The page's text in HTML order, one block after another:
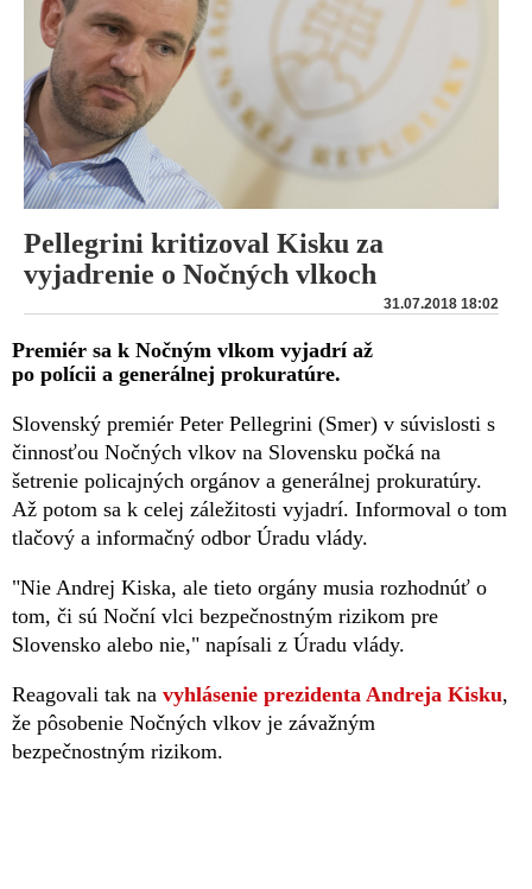
Pellegrini kritizoval Kisku za
vyjadrenie o Nočných vlkoch
31.07.2018 18:02
Premiér sa k Nočným vlkom vyjadrí až
po polícii a generálnej prokuratúre.
Slovenský premiér Peter Pellegrini (Smer) v súvislosti s
činnosťou Nočných vlkov na Slovensku počká na
šetrenie policajných orgánov a generálnej prokuratúry.
Až potom sa k celej záležitosti vyjadrí. Informoval o tom
tlačový a informačný odbor Úradu vlády.
"Nie Andrej Kiska, ale tieto orgány musia rozhodnúť o
tom, či sú Noční vlci bezpečnostným rizikom pre
Slovensko alebo nie," napísali z Úradu vlády.
Reagovali tak na vyhlásenie prezidenta Andreja Kisku,
že pôsobenie Nočných vlkov je závažným
bezpečnostným rizikom.